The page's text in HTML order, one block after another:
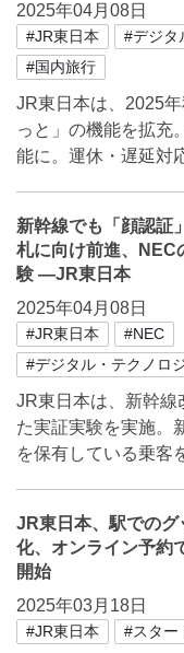
2025年04月08日
#JR東日本
#デジタ
#国内旅行
JR東日本は、2025
っと」の機能を拡充
能に。運休・遅延対
新幹線でも「顔認証
札に向け前進、NEC
験 ―JR東日本
2025年04月08日
#JR東日本
#NEC
#デジタル・テクノロ
JR東日本は、新幹線
た実証実験を実施。
を保有している乗客
JR東日本、駅での
化、オンライン予約
開始
2025年03月18日
#JR東日本 #スター